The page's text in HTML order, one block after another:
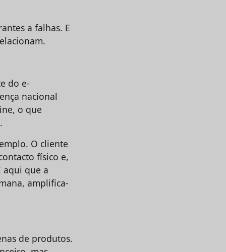
a falhas. E
do e-
nacional
o que
O cliente
físico e,
aqui que a
amplifica-
de produtos.